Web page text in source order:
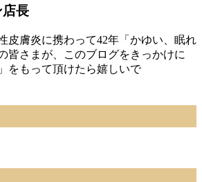
店長
皮膚炎に携わって42年「かゆい、眠れ
皆さまが、このブログをきっかけに
をもって頂けたら嬉しいで